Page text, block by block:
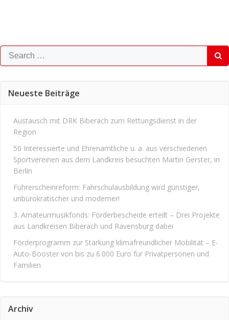
Search
for:
Neueste Beiträge
Austausch mit DRK Biberach zum Rettungsdienst in der
Region
50 Interessierte und Ehrenamtliche u. a. aus verschiedenen
Sportvereinen aus dem Landkreis besuchten Martin Gerster, in
Berlin
Führerscheinreform: Fahrschulausbildung wird günstiger,
unbürokratischer und moderner!
3. Amateurmusikfonds: Förderbescheide erteilt – Drei Projekte
aus Landkreisen Biberach und Ravensburg dabei
Förderprogramm zur Stärkung klimafreundlicher Mobilität – E-
Auto-Booster von bis zu 6.000 Euro für Privatpersonen und
Familien
Archiv